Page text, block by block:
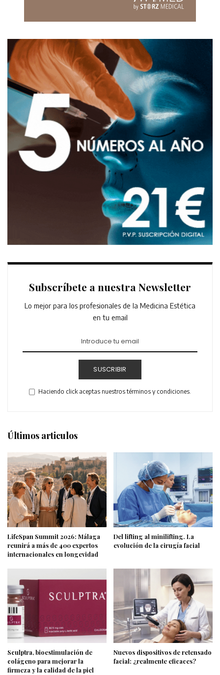
Subscríbete a nuestra Newsletter
Lo mejor para los profesionales de la Medicina Estética
en tu email
SUSCRIBIR
Haciendo click aceptas nuestros términos y condiciones.
Últimos articulos
LifeSpan Summit 2026: Málaga
reunirá a más de 400 expertos
internacionales en longevidad
Del lifting al minilifting. La
evolución de la cirugía facial
Sculptra, bioestimulación de
colágeno para mejorar la
firmeza y la calidad de la piel
Nuevos dispositivos de retensado
facial: ¿realmente eficaces?